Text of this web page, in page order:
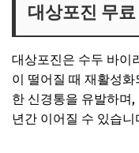
대상포진 무
대상포진은 수두 바이
이 떨어질 때 재활성
한 신경통을 유발하며
년간 이어질 수 있습니